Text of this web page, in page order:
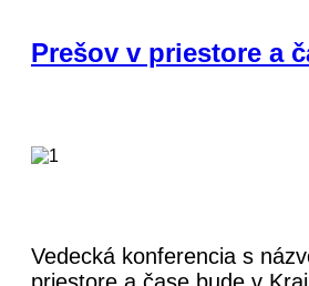
Prešov v priestore a
Vedecká konferencia s